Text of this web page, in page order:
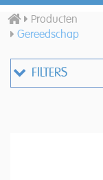
Producten
Gereedschap
FILTERS